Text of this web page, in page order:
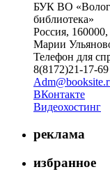
БУК ВО
библиотека»
Россия,
Марии
Телефон для
8(8172)21-17-69
ВКонтакте
Видеохостинг
реклама
избранное